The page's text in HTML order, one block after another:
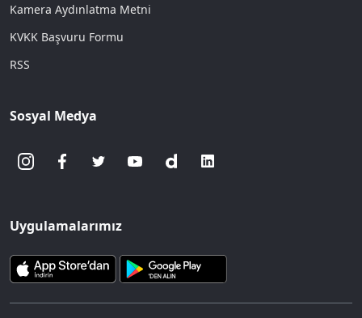
Kamera Aydınlatma Metni
KVKK Başvuru Formu
RSS
Sosyal Medya
Uygulamalarımız